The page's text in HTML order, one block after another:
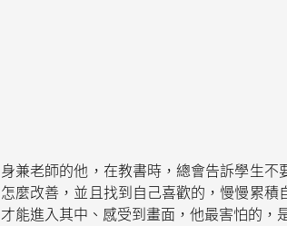
身兼老師的他，在教書時，總會告訴學生
怎麼改善，並且找到自己喜歡的，慢慢累
才能進入其中、感受到畫面，他最害怕的，